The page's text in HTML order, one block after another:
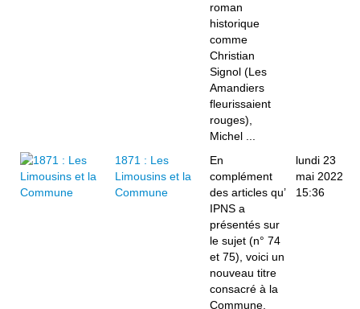
roman
historique
comme
Christian
Signol (Les
Amandiers
fleurissaient
rouges),
Michel ...
1871 : Les
Limousins et la
Commune
En
complément
des articles qu’
IPNS a
présentés sur
le sujet (n° 74
et 75), voici un
nouveau titre
consacré à la
Commune,
lundi 23
mai 2022
15:36